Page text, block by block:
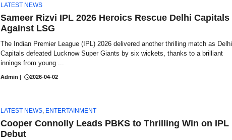
LATEST NEWS
Sameer Rizvi IPL 2026 Heroics Rescue Delhi Capitals
Against LSG
The Indian Premier League (IPL) 2026 delivered another thrilling match as Delhi
Capitals defeated Lucknow Super Giants by six wickets, thanks to a brilliant
innings from young ...
Admin | 2026-04-02
LATEST NEWS, ENTERTAINMENT
Cooper Connolly Leads PBKS to Thrilling Win on IPL
Debut